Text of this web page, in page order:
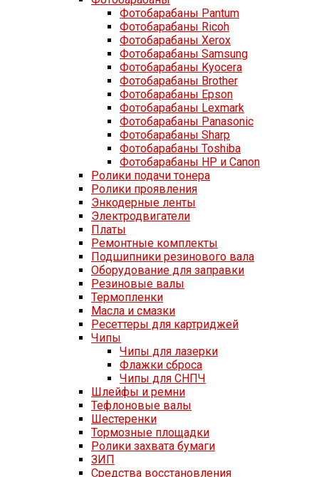
Фотобарабаны Pantum
Фотобарабаны Ricoh
Фотобарабаны Xerox
Фотобарабаны Samsung
Фотобарабаны Kyocera
Фотобарабаны Brother
Фотобарабаны Epson
Фотобарабаны Lexmark
Фотобарабаны Panasonic
Фотобарабаны Sharp
Фотобарабаны Toshiba
Фотобарабаны HP и Canon
Ролики подачи тонера
Ролики проявления
Энкодерные ленты
Электродвигатели
Платы
Ремонтные комплекты
Подшипники резинового вала
Оборудование для заправки
Резиновые валы
Термопленки
Масла и смазки
Ресеттеры для картриджей
Чипы
Чипы для лазерки
Флажки сброса
Чипы для СНПЧ
Шлейфы и ремни
Тефлоновые валы
Шестеренки
Тормозные площадки
Ролики захвата бумаги
ЗИП
Средства восстановления